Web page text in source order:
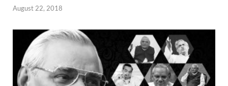
August 22, 2018